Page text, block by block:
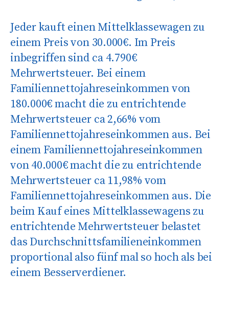
Jeder kauft einen Mittelklassewagen zu
einem Preis von 30.000€. Im Preis
inbegriffen sind ca 4.790€
Mehrwertsteuer. Bei einem
Familiennettojahreseinkommen von
180.000€ macht die zu entrichtende
Mehrwertsteuer ca 2,66% vom
Familiennettojahreseinkommen aus. Bei
einem Familiennettojahreseinkommen
von 40.000€ macht die zu entrichtende
Mehrwertsteuer ca 11,98% vom
Familiennettojahreseinkommen aus. Die
beim Kauf eines Mittelklassewagens zu
entrichtende Mehrwertsteuer belastet
das Durchschnittsfamilieneinkommen
proportional also fünf mal so hoch als bei
einem Besserverdiener.